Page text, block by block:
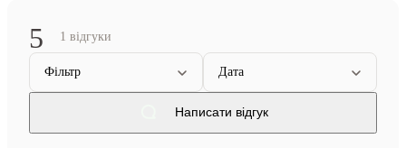
5 1 відгуки
Фільтр Дата
Написати відгук